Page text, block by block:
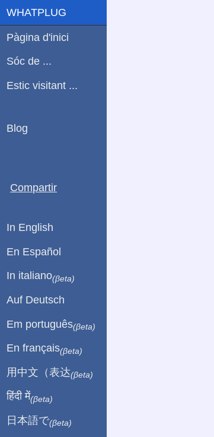
WHATPLUG
Pàgina d'inici
Sóc de ...
Estic visitant ...
Blog
Compartir
In English
En Español
In italiano(βeta)
Auf Deutsch
Em português(βeta)
En français(βeta)
用中文（表达(βeta)
हिंदी में(βeta)
日本語で(βeta)